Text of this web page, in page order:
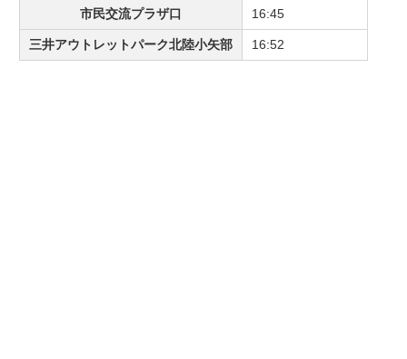
市民交流プラザ口 16:45
三井アウトレットパーク北陸小矢部 16:52